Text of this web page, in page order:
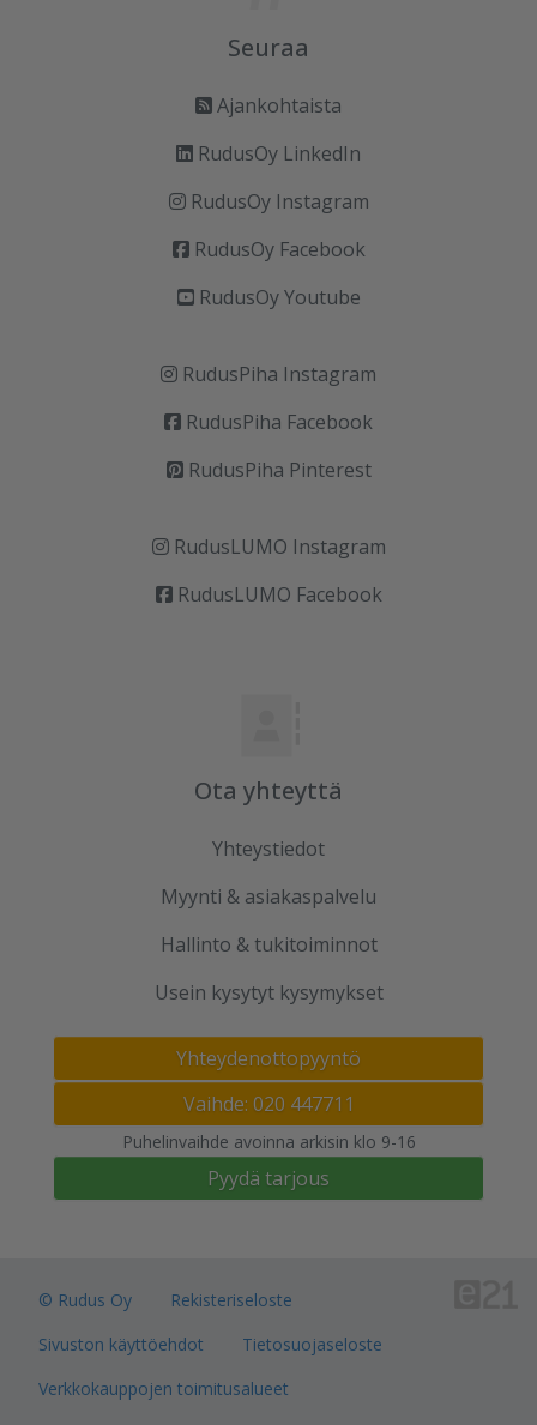
Seuraa
Ajankohtaista
RudusOy LinkedIn
RudusOy Instagram
RudusOy Facebook
RudusOy Youtube
RudusPiha Instagram
RudusPiha Facebook
RudusPiha Pinterest
RudusLUMO Instagram
RudusLUMO Facebook
Ota yhteyttä
Yhteystiedot
Myynti & asiakaspalvelu
Hallinto & tukitoiminnot
Usein kysytyt kysymykset
Yhteydenottopyyntö
Vaihde: 020 447711
Puhelinvaihde avoinna arkisin klo 9-16
Pyydä tarjous
© Rudus Oy
Rekisteriseloste
Sivuston käyttöehdot
Tietosuojaseloste
Verkkokauppojen toimitusalueet